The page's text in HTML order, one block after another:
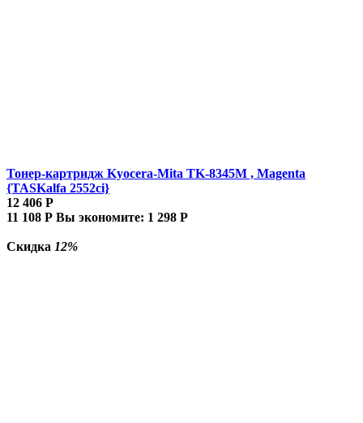
Тонер-картридж Kyocera-Mita TK-8345M , Magenta
{TASKalfa 2552ci}
12 406 Р
11 108 Р Вы экономите: 1 298 Р
Скидка 12%